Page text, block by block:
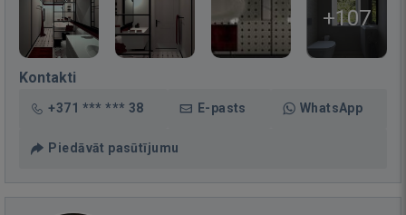
+107
Kontakti
+371 *** *** 38 E-pasts WhatsApp
Piedāvāt pasūtījumu